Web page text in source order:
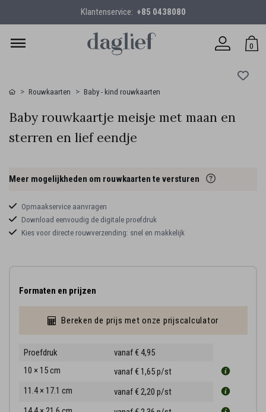
Klantenservice: +85 0438080
0
Rouwkaarten Baby - kind rouwkaarten
Baby rouwkaartje meisje met maan en
sterren en lief eendje
Meer mogelijkheden om rouwkaarten te versturen
Opmaakservice aanvragen
Download eenvoudig de digitale proefdruk
Kies voor directe rouwverzending: snel en makkelijk
Formaten en prijzen
Bereken de prijs met onze prijscalculator
Proefdruk
vanaf € 4,95
10 × 15 cm
vanaf € 1,65p/st
11.4 × 17.1 cm
vanaf € 2,20 p/st